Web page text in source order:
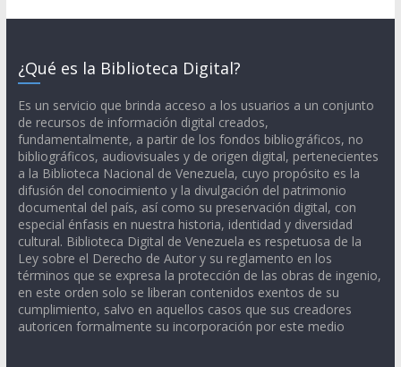
¿Qué es la Biblioteca Digital?
Es un servicio que brinda acceso a los usuarios a un conjunto
de recursos de información digital creados,
fundamentalmente, a partir de los fondos bibliográficos, no
bibliográficos, audiovisuales y de origen digital, pertenecientes
a la Biblioteca Nacional de Venezuela, cuyo propósito es la
difusión del conocimiento y la divulgación del patrimonio
documental del país, así como su preservación digital, con
especial énfasis en nuestra historia, identidad y diversidad
cultural. Biblioteca Digital de Venezuela es respetuosa de la
Ley sobre el Derecho de Autor y su reglamento en los
términos que se expresa la protección de las obras de ingenio,
en este orden solo se liberan contenidos exentos de su
cumplimiento, salvo en aquellos casos que sus creadores
autoricen formalmente su incorporación por este medio